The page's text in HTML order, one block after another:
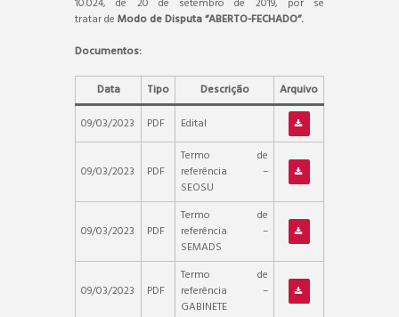
tratar de Modo de Disputa “ABERTO-FECHADO”.
Documentos:
Data Tipo Descrição
Arquivo
09/03/2023
PDF Edital
09/03/2023 PDF
Termo de
referência –
SEOSU
09/03/2023 PDF
Termo de
referência –
SEMADS
09/03/2023 PDF
Termo de
referência –
GABINETE